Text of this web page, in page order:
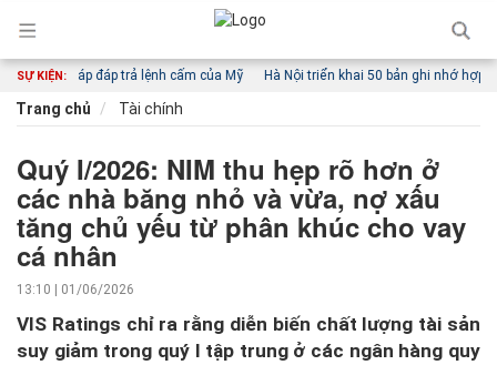
SỰ KIỆN:
pháp đáp trả lệnh cấm của Mỹ Hà Nội triển khai 50 bản ghi nhớ hợp tác
Trang chủ Tài chính
Quý I/2026: NIM thu hẹp rõ hơn ở
các nhà băng nhỏ và vừa, nợ xấu
tăng chủ yếu từ phân khúc cho vay
cá nhân
13:10 | 01/06/2026
VIS Ratings chỉ ra rằng diễn biến chất lượng tài sản
suy giảm trong quý I tập trung ở các ngân hàng quy